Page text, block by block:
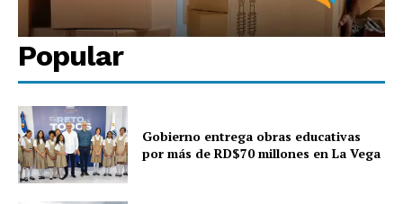
Popular
Gobierno entrega obras educativas
por más de RD$70 millones en La Vega